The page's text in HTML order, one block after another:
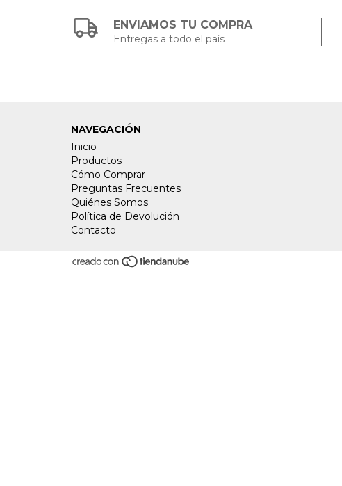
ENVIAMOS TU COMPRA
Entregas a todo el país
NAVEGACIÓN
Inicio
Productos
Cómo Comprar
Preguntas Frecuentes
Quiénes Somos
Política de Devolución
Contacto